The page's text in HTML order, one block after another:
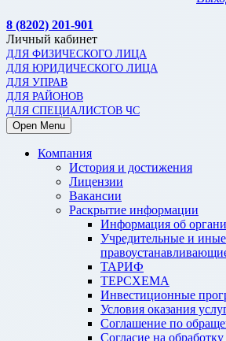
8 (8202) 201-901
Личный кабинет
ДЛЯ ФИЗИЧЕСКОГО ЛИЦА
ДЛЯ ЮРИДИЧЕСКОГО ЛИЦА
ДЛЯ УПРАВ
ДЛЯ РАЙОНОВ
ДЛЯ СПЕЦИАЛИСТОВ ЧС
Open Menu
Компания
История и достижения
Лицензии
Вакансии
Раскрытие информации
Информация об
Учредительные и иные
ТАРИФ
ТЕРСХЕМА
Инвестиционные
Условия оказания
Соглашение по
Согласие на